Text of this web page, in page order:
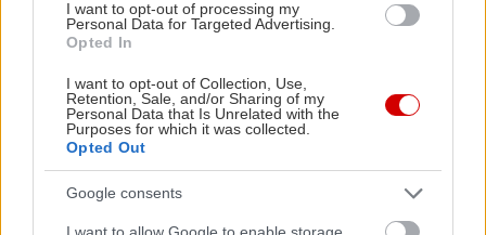
I want to opt-out of processing my
Personal Data for Targeted Advertising.
Opted In
I want to opt-out of Collection, Use,
Retention, Sale, and/or Sharing of my
Personal Data that Is Unrelated with the
Purposes for which it was collected.
Opted Out
Google consents
I want to allow Google to enable storage
ακουμπήσεις αγκώνα και να παραγγείλεις ένα
κλασικό, πιο κλασικό δεν γίνεται κοκτέιλ. Η
μουσική σε χαμηλή ένταση, ό,τι πρέπει για να
κουβεντιάσεις και να πεις ή να ακούσεις ιστορίες.
Au revoir
28ης Οκτωβρίου 136, τηλ: 21 0823 0474